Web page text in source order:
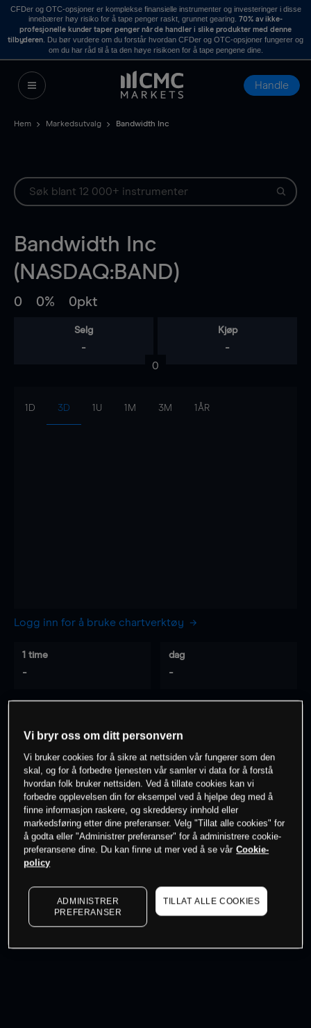
CFDer og OTC-opsjoner er komplekse finansielle instrumenter og investeringer i disse
innebærer høy risiko for å tape penger raskt, grunnet gearing. 70% av ikke-
profesjonelle kunder taper penger når de handler i slike produkter med denne
tilbyderen . Du bør vurdere om du forstår hvordan CFDer og OTC-opsjoner fungerer og
om du har råd til å ta den høye risikoen for å tape pengene dine.
Handle
Hem Markedsutvalg Bandwidth Inc
Bandwidth Inc
(NASDAQ:BAND)
0 0% 0pkt
Selg
-
Kjøp
-
0
1D 3D 1U 1M 3M 1ÅR
Logg inn for å bruke chartverktøy
1 time
-
dag
-
- -
0% av kunder erpå dette instrumentet
Søk om konto
Kursene er veiledende.Log in
Vi bryr oss om ditt personvern
Vi bruker cookies for å sikre at nettsiden vår fungerer som den
skal, og for å forbedre tjenesten vår samler vi data for å forstå
hvordan folk bruker nettsiden. Ved å tillate cookies kan vi
forbedre opplevelsen din for eksempel ved å hjelpe deg med å
finne informasjon raskere, og skreddersy innhold eller
markedsføring etter dine preferanser. Velg "Tillat alle cookies" for
å godta eller "Administrer preferanser" for å administrere cookie-
preferansene dine. Du kan finne ut mer ved å se vår Cookie-
policy
ADMINISTRER
PREFERANSER
TILLAT ALLE COOKIES